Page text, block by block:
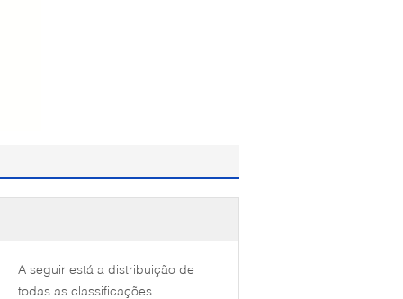
A seguir está a distribuição de
todas as classificações